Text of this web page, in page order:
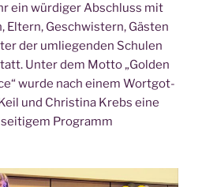
ein wür­di­ger Abschluss mit
Eltern, Geschwis­tern, Gäs­ten
der umlie­gen­den Schu­len
Unter dem Mot­to „Gol­den
wur­de nach einem Wort­got­
und Chris­ti­na Krebs eine
Pro­gramm